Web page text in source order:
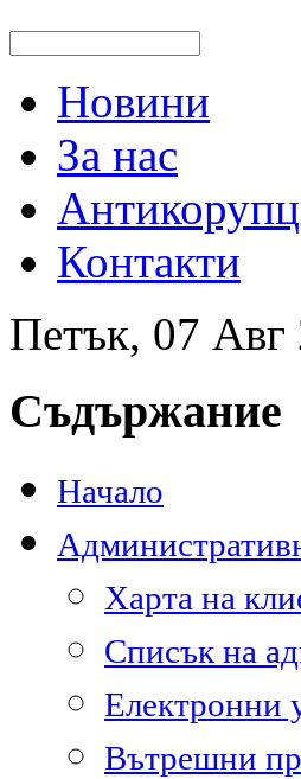
Новини
За нас
Контакти
Петък, 07 Авг
Съдържание
Начало
Харта на
Списък на
Електронни
Вътрешни